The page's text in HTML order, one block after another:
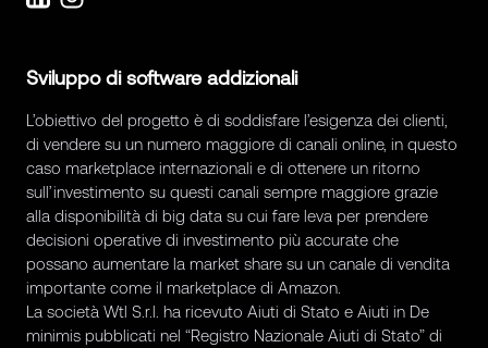
Sviluppo di software addizionali
L’obiettivo del progetto è di soddisfare l’esigenza dei clienti,
di vendere su un numero maggiore di canali online, in questo
caso marketplace internazionali e di ottenere un ritorno
sull’investimento su questi canali sempre maggiore grazie
alla disponibilità di big data su cui fare leva per prendere
decisioni operative di investimento più accurate che
possano aumentare la market share su un canale di vendita
importante come il marketplace di Amazon.
La società Wtl S.r.l. ha ricevuto Aiuti di Stato e Aiuti in De
minimis pubblicati nel “Registro Nazionale Aiuti di Stato” di